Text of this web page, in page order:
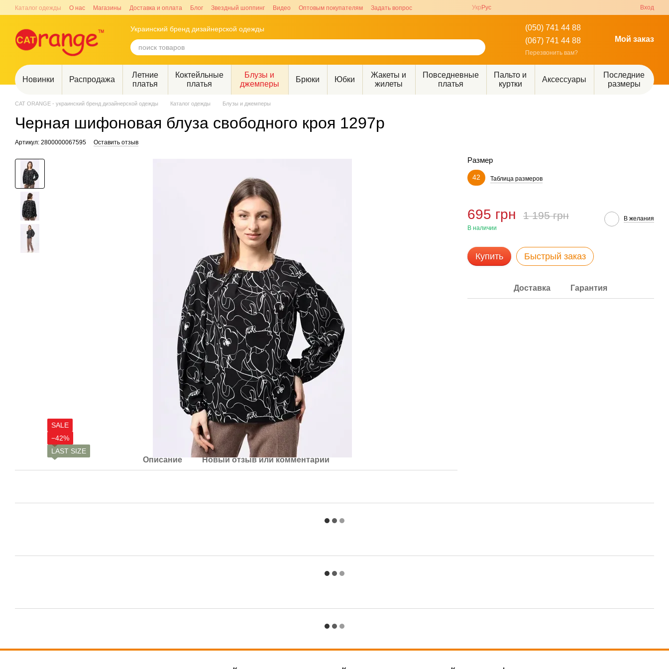
Перейти к основному контенту
Каталог одежды О нас Магазины Доставка и оплата Блог Звездный шоппинг Видео Оптовым покупателям Задать вопрос Укр Рус Вход
Украинский бренд дизайнерской одежды
(050) 741 44 88
(067) 741 44 88
Перезвонить вам?
Мой заказ
Новинки Распродажа
Летние
платья
Коктейльные
платья
Блузы и
джемперы
Брюки Юбки
Жакеты и
жилеты
Повседневные
платья
Пальто и
куртки
Аксессуары
Последние
размеры
CAT ORANGE - украинский бренд дизайнерской одежды Каталог одежды Блузы и джемперы
Черная шифоновая блуза свободного кроя 1297р
Артикул: 2800000067595 Оставить отзыв
SALE
−42%
LAST SIZE
Описание Новый отзыв или комментарий
Размер
42 Таблица размеров
695 грн 1 195 грн
В наличии
В желания
Купить Быстрый заказ
Доставка Гарантия